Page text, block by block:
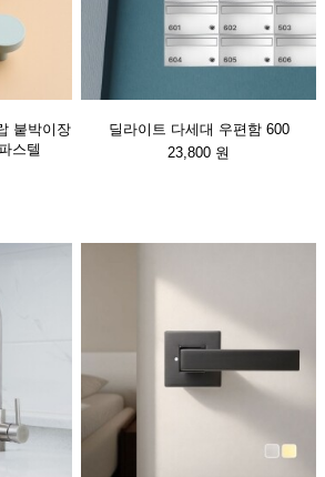
붙박이장
스텔
딜라이트 다세대 우편함 600
23,800 원